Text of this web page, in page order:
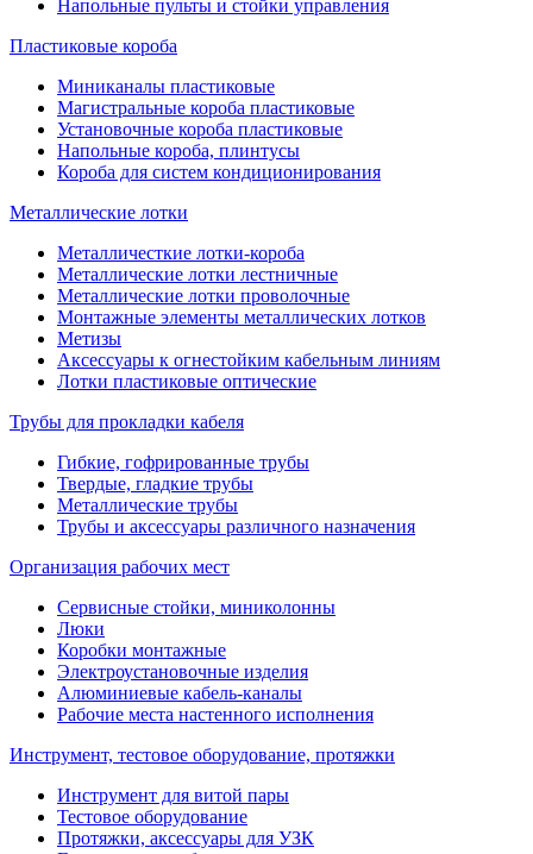
Напольные пульты и стойки управления
Пластиковые короба
Миниканалы пластиковые
Магистральные короба пластиковые
Установочные короба пластиковые
Напольные короба, плинтусы
Короба для систем кондиционирования
Металлические лотки
Металличесткие лотки-короба
Металлические лотки лестничные
Металлические лотки проволочные
Монтажные элементы металлических лотков
Метизы
Аксессуары к огнестойким кабельным линиям
Лотки пластиковые оптические
Трубы для прокладки кабеля
Гибкие, гофрированные трубы
Твердые, гладкие трубы
Металлические трубы
Трубы и аксессуары различного назначения
Организация рабочих мест
Сервисные стойки, миниколонны
Люки
Коробки монтажные
Электроустановочные изделия
Алюминиевые кабель-каналы
Рабочие места настенного исполнения
Инструмент, тестовое оборудование, протяжки
Инструмент для витой пары
Тестовое оборудование
Протяжки, аксессуары для УЗК